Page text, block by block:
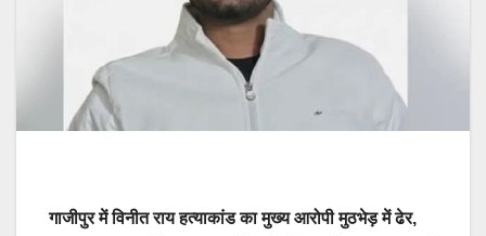
गाजीपुर में विनीत राय हत्याकांड का मुख्य आरोपी मुठभेड़ में ढेर,